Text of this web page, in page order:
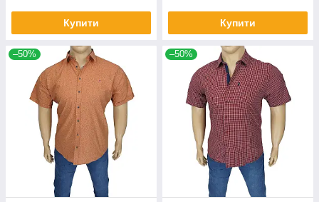
Купити Купити
–50% –50%